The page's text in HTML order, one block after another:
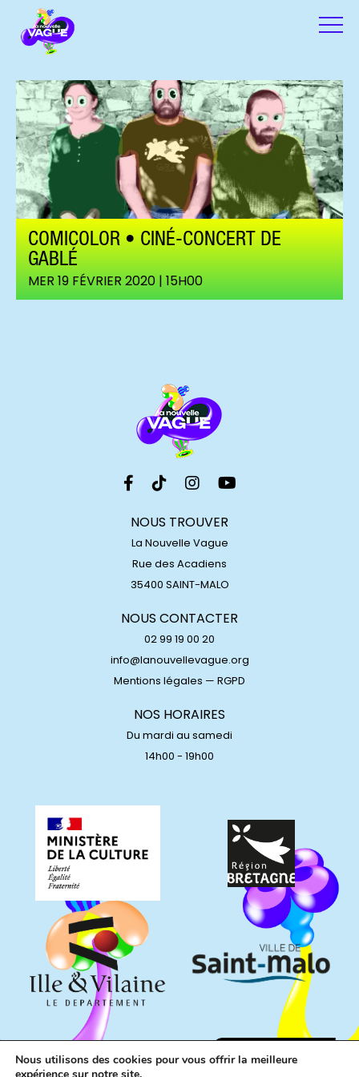
COMICOLOR • CINÉ-CONCERT DE
GABLÉ
MER 19 FÉVRIER 2020 | 15H00
NOUS TROUVER
La Nouvelle Vague
Rue des Acadiens
35400 SAINT-MALO
NOUS CONTACTER
02 99 19 00 20
info@lanouvellevague.org
Mentions légales — RGPD
NOS HORAIRES
Du mardi au samedi
14h00 - 19h00
Nous utilisons des cookies pour vous offrir la meilleure